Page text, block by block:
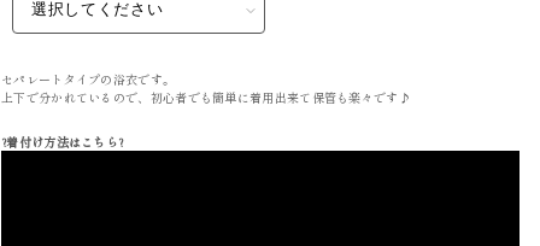
セパレートタイプの浴衣です。
上下で分かれているので、初心者でも簡単に着用出来て保管も楽々です♪
?着付け方法はこちら?